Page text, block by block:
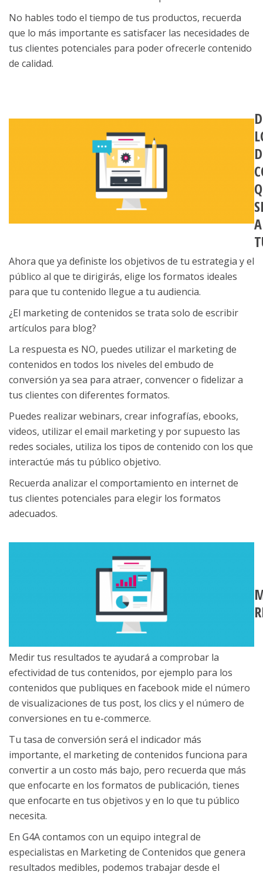
No hables todo el tiempo de tus productos, recuerda
que lo más importante es satisfacer las necesidades de
tus clientes potenciales para poder ofrecerle contenido
de calidad.
Ahora que ya definiste los objetivos de tu estrategia y el
público al que te dirigirás, elige los formatos ideales
para que tu contenido llegue a tu audiencia.
¿El marketing de contenidos se trata solo de escribir
artículos para blog?
La respuesta es NO, puedes utilizar el marketing de
contenidos en todos los niveles del embudo de
conversión ya sea para atraer, convencer o fidelizar a
tus clientes con diferentes formatos.
Puedes realizar webinars, crear infografías, ebooks,
videos, utilizar el email marketing y por supuesto las
redes sociales, utiliza los tipos de contenido con los que
interactúe más tu público objetivo.
Recuerda analizar el comportamiento en internet de
tus clientes potenciales para elegir los formatos
adecuados.
Medir tus resultados te ayudará a comprobar la
efectividad de tus contenidos, por ejemplo para los
contenidos que publiques en facebook mide el número
de visualizaciones de tus post, los clics y el número de
conversiones en tu e-commerce.
Tu tasa de conversión será el indicador más
importante, el marketing de contenidos funciona para
convertir a un costo más bajo, pero recuerda que más
que enfocarte en los formatos de publicación, tienes
que enfocarte en tus objetivos y en lo que tu público
necesita.
En G4A contamos con un equipo integral de
especialistas en Marketing de Contenidos que genera
resultados medibles, podemos trabajar desde el